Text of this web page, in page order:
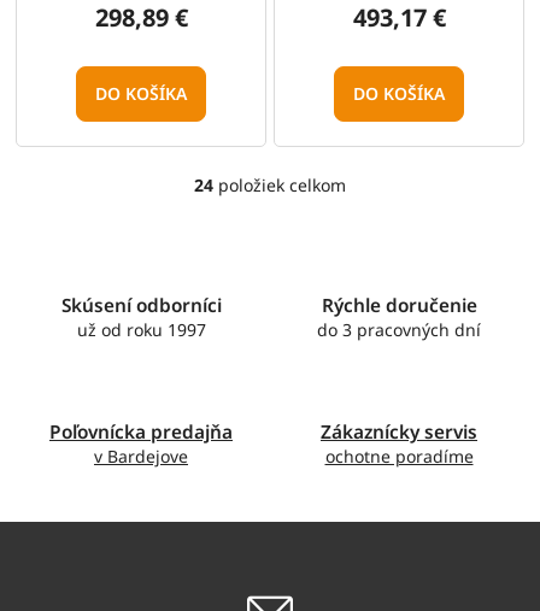
298,89 €
DO KOŠÍKA
493,17 €
DO KOŠÍKA
O
v
24 položiek celkom
Skúsení odborníci
už od roku 1997
Rýchle doručenie
do 3 pracovných dní
Poľovnícka predajňa
v Bardejove
Zákaznícky servis
ochotne poradíme